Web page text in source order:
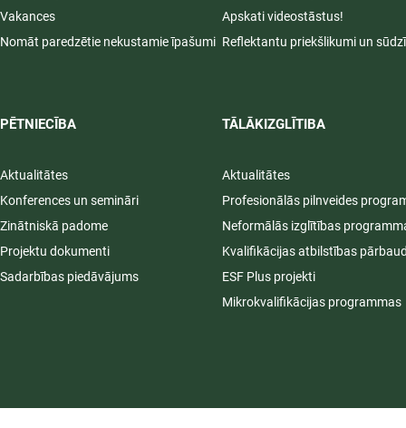
Vakances
Nomāt paredzētie nekustamie īpašumi
PĒTNIECĪBA
Aktualitātes
Konferences un semināri
Zinātniskā padome
Projektu dokumenti
Sadarbības piedāvājums
Apskati videostāstus!
Reflektantu priekšlikumi un
TĀLĀKIZGLĪTIBA
Aktualitātes
Profesionālās pilnveides
Neformālās izglītības
Kvalifikācijas atbilstības
ESF Plus projekti
Mikrokvalifikācijas programmas